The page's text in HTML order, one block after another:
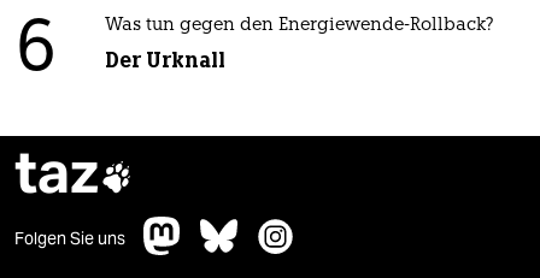
6 Was tun gegen den Energiewende-Rollback?
Der Urknall
taz
Folgen Sie uns